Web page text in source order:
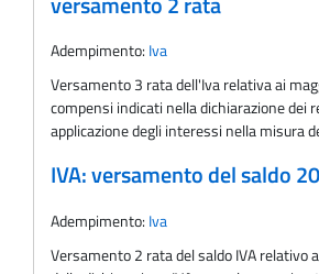
Adempimento: Iva
Versamento 3 rata dell'Iva relativa ai
compensi indicati nella dichiarazione dei
applicazione degli interessi nella misura
IVA: versamento del saldo
Adempimento: Iva
Versamento 2 rata del saldo IVA relativo